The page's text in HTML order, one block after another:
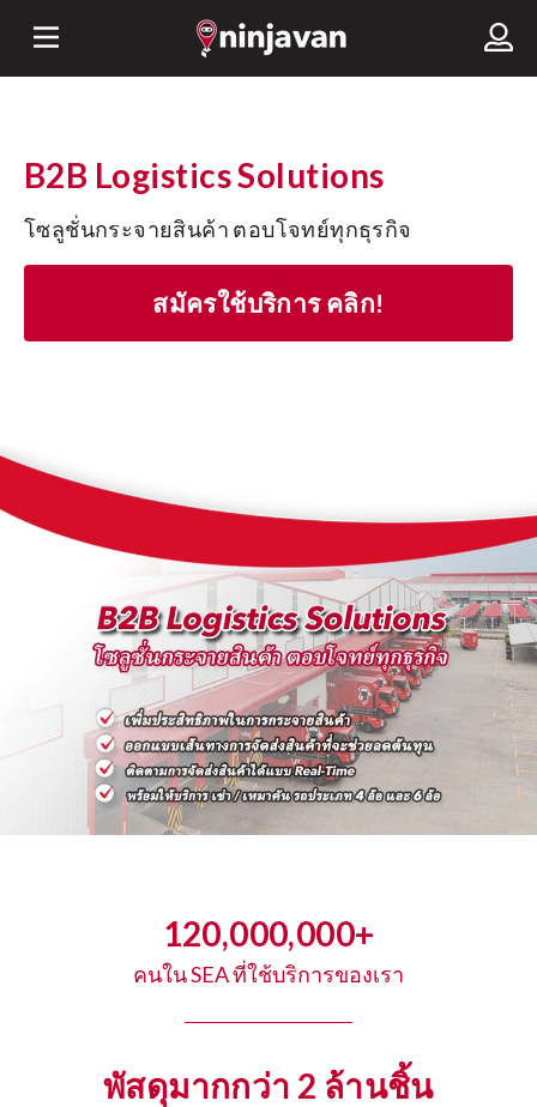
B2B Logistics Solutions
โซลูชั่นกระจายสินค้า ตอบโจทย์ทุกธุรกิจ
สมัครใช้บริการ คลิก!
120,000,000+
คนใน SEA ที่ใช้บริการของเรา
พัสดุมากกว่า 2 ล้านชิ้น